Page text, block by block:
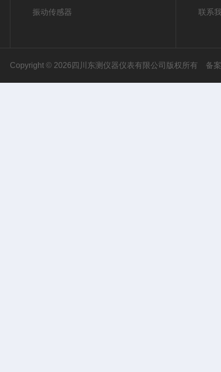
振动传感器 联系
Copyright © 2026四川东测仪器仪表有限公司版权所有 备